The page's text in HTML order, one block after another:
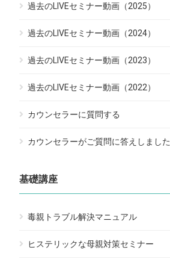
過去のLIVEセミナー動画（2025）
過去のLIVEセミナー動画（2024）
過去のLIVEセミナー動画（2023）
過去のLIVEセミナー動画（2022）
カウンセラーに質問する
カウンセラーがご質問に答えしました
基礎講座
毒親トラブル解決マニュアル
ヒステリックな母親対策セミナー